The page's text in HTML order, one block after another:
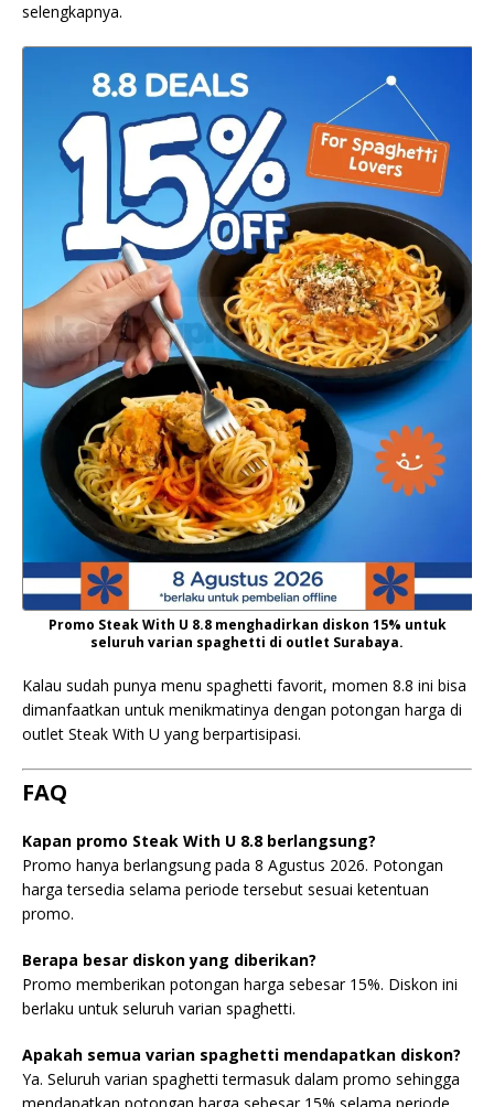
selengkapnya.
Promo Steak With U 8.8 menghadirkan diskon 15% untuk
seluruh varian spaghetti di outlet Surabaya.
Kalau sudah punya menu spaghetti favorit, momen 8.8 ini bisa
dimanfaatkan untuk menikmatinya dengan potongan harga di
outlet Steak With U yang berpartisipasi.
FAQ
Kapan promo Steak With U 8.8 berlangsung?
Promo hanya berlangsung pada 8 Agustus 2026. Potongan
harga tersedia selama periode tersebut sesuai ketentuan
promo.
Berapa besar diskon yang diberikan?
Promo memberikan potongan harga sebesar 15%. Diskon ini
berlaku untuk seluruh varian spaghetti.
Apakah semua varian spaghetti mendapatkan diskon?
Ya. Seluruh varian spaghetti termasuk dalam promo sehingga